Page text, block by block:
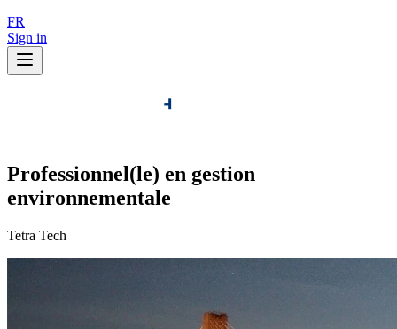
FR
Sign in
Professionnel(le) en gestion
environnementale
Tetra Tech